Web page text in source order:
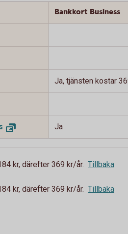
Bankkort Business
Ja, tjänsten kostar
Ja
kr, därefter 369 kr/år. Tillbaka
kr, därefter 369 kr/år. Tillbaka